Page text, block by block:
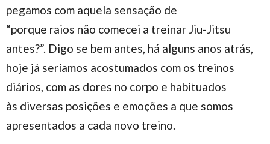
pegamos com aquela sensação de
“porque raios não comecei a treinar Jiu-Jitsu
antes?”. Digo se bem antes, há alguns anos atrás,
hoje já seríamos acostumados com os treinos
diários, com as dores no corpo e habituados
às diversas posições e emoções a que somos
apresentados a cada novo treino.